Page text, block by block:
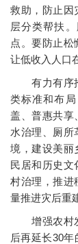
救助，防止因
层分类帮扶
点。要防止松
让低收入人口
有力有序推
类标准和布
盖、普惠共享
水治理、厕所
境，建设美丽
民居和历史文
村治理，推进
量推进灾后重
增强农村发
后再延长30